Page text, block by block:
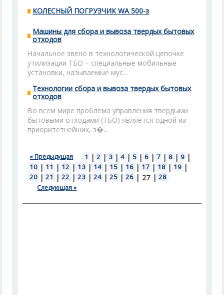
КОЛЕСНЫЙ ПОГРУЗЧИК WA 500-з
Машины для сбора и вывоза твердых бытовых
отходов
Начальное звено в технологической цепочке
утилизации ТБО – специальные мобильные
установки, называемые мус...
Технологии сбора и вывоза твердых бытовых
отходов
Во всем мире проблема управления твердыми
бытовыми отходами (ТБО) является одной из
приоритетнейших, з�...
« Предыдущая 1 | 2 | 3 | 4 | 5 | 6 | 7 | 8 | 9 |
10 | 11 | 12 | 13 | 14 | 15 | 16 | 17 | 18 | 19 |
20 | 21 | 22 | 23 | 24 | 25 | 26 | 27 | 28
Следующая »